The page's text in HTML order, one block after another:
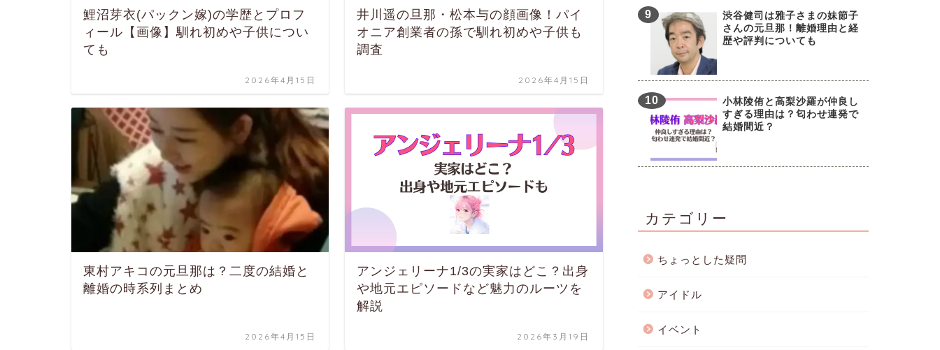
鯉沼芽衣(パックン嫁)の学歴とプロフ
ィール【画像】馴れ初めや子供につい
ても
2026年4月15日
井川遥の旦那・松本与の顔画像！パイ
オニア創業者の孫で馴れ初めや子供も
調査
2026年4月15日
東村アキコの元旦那は？二度の結婚と
離婚の時系列まとめ
2026年4月15日
アンジェリーナ1/3の実家はどこ？出身
や地元エピソードなど魅力のルーツを
解説
2026年3月19日
渋谷健司は雅子さまの妹節子
さんの元旦那！離婚理由と経
歴や評判についても
小林陵侑と高梨沙羅が仲良し
すぎる理由は？匂わせ連発で
結婚間近？
カテゴリー
ちょっとした疑問
アイドル
イベント